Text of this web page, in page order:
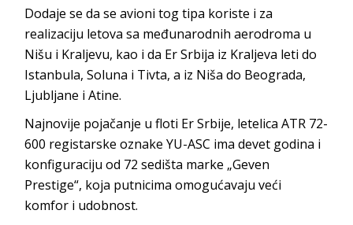
Dodaje se da se avioni tog tipa koriste i za
realizaciju letova sa međunarodnih aerodroma u
Nišu i Kraljevu, kao i da Er Srbija iz Kraljeva leti do
Istanbula, Soluna i Tivta, a iz Niša do Beograda,
Ljubljane i Atine.
Najnovije pojačanje u floti Er Srbije, letelica ATR 72-
600 registarske oznake YU-ASC ima devet godina i
konfiguraciju od 72 sedišta marke „Geven
Prestige“, koja putnicima omogućavaju veći
komfor i udobnost.